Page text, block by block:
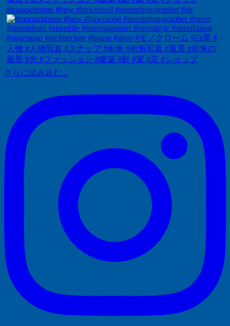
#monochrome #bnw #bnwmood #streetphotographer #str
さらに読み込む...